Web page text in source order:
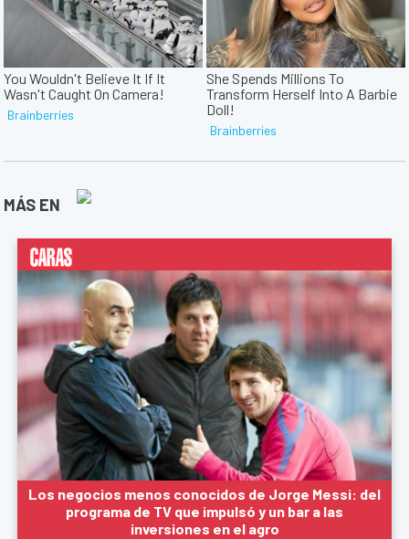
MÁS EN
Los negocios menos conocidos de Jorge Messi: del
programa de TV que impulsó y un bar a las
inversiones en el agro